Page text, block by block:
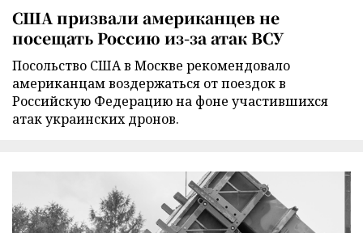
США призвали американцев не
посещать Россию из-за атак ВСУ
Посольство США в Москве рекомендовало
американцам воздержаться от поездок в
Российскую Федерацию на фоне участившихся
атак украинских дронов.